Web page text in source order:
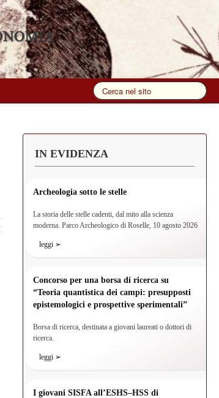
IN EVIDENZA
Archeologia sotto le stelle
La storia delle stelle cadenti, dal mito alla scienza
moderna. Parco Archeologico di Roselle, 10 agosto 2026
leggi ➢
Concorso per una borsa di ricerca su
“Teoria quantistica dei campi: presupposti
epistemologici e prospettive sperimentali”
Borsa di ricerca, destinata a giovani laureati o dottori di
ricerca.
leggi ➢
I giovani SISFA all’ESHS–HSS di